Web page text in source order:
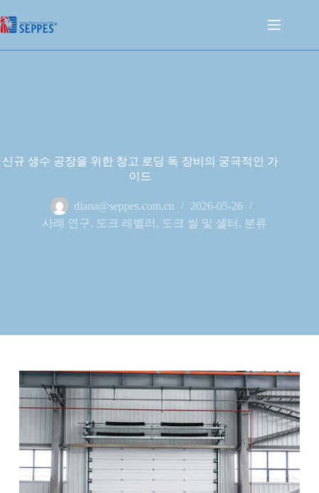
신규 생수 공장을 위한 창고 로딩 독 장비의 궁극적인 가
이드
diana@seppes.com.cn
2026-05-26
사례 연구, 도크 레벨러 , 도크 씰 및 셸터 , 분류